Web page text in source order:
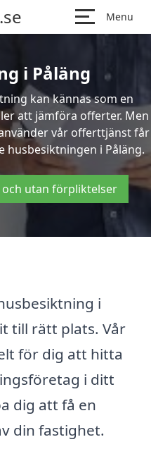
Menu
i Påläng
kan kännas som en
att jämföra offerter. Men
vår offerttjänst får
husbesiktningen i Påläng.
och utan förpliktelser
i
till rätt plats. Vår
för dig att hitta
i ditt
dig att få en
din fastighet.